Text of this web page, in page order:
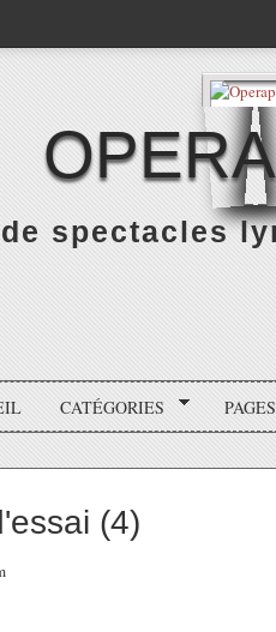
spectacles
CATÉGORIES PAGES
(4)